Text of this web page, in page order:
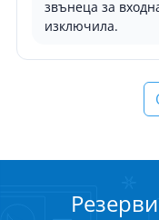
звънеца за
изключила.